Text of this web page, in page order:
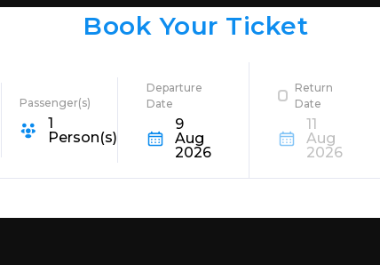
Book Your Ticket
Destination
Passenger(s)
1
Person(s)
Departure
Date
9
Aug
2026
Return
Date
11
Aug
2026